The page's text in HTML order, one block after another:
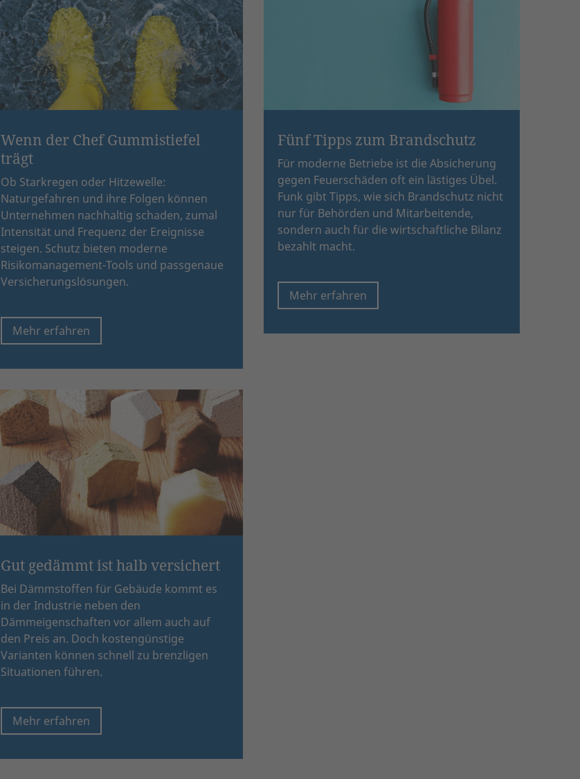
Wenn der Chef Gummistiefel
trägt
Ob Starkregen oder Hitzewelle:
Naturgefahren und ihre Folgen können
Unternehmen nachhaltig schaden, zumal
Intensität und Frequenz der Ereignisse
steigen. Schutz bieten moderne
Risikomanagement-Tools und passgenaue
Versicherungslösungen.
Mehr erfahren
Gut gedämmt ist halb versichert
Bei Dämmstoffen für Gebäude kommt es
in der Industrie neben den
Dämmeigenschaften vor allem auch auf
den Preis an. Doch kostengünstige
Varianten können schnell zu brenzligen
Situationen führen.
Mehr erfahren
Fünf Tipps zum Brandschutz
Für moderne Betriebe ist die Absicherung
gegen Feuerschäden oft ein lästiges Übel.
Funk gibt Tipps, wie sich Brandschutz nicht
nur für Behörden und Mitarbeitende,
sondern auch für die wirtschaftliche Bilanz
bezahlt macht.
Mehr erfahren